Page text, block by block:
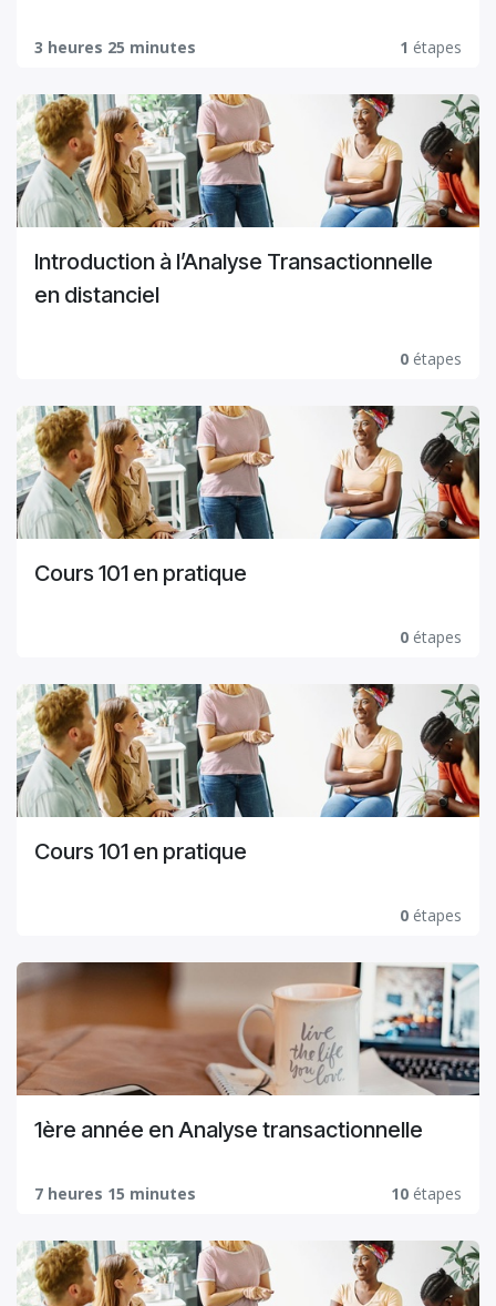
3 heures 25 minutes 1 étapes
Introduction à l’Analyse Transactionnelle
en distanciel
0 étapes
Cours 101 en pratique
0 étapes
Cours 101 en pratique
0 étapes
1ère année en Analyse transactionnelle
7 heures 15 minutes 10 étapes